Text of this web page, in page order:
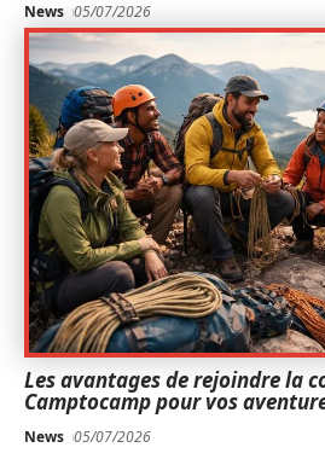
News 05/07/2026
Les avantages de rejoindre la
Camptocamp pour vos
News 05/07/2026